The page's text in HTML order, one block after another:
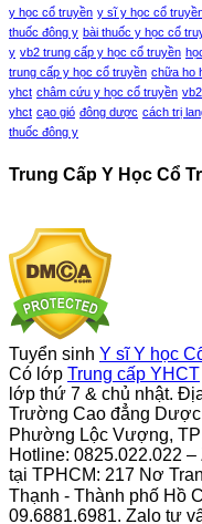
y học cổ truyền y sĩ y học cổ
thuốc đông y bài thuốc y học cổ
y vb2 trung cấp y học cổ truyền
trung cấp y học cổ truyền chữa ho
yhct châm cứu y học cổ truyền
yhct cạo gió đông dược cách trị
thuốc đông y
Trung Cấp Y Học Cổ
Tuyển sinh Y sĩ Y học
Có lớp Trung cấp YHCT
lớp thứ 7 & chủ nhật.
Trường Cao đẳng
Phường Lộc Vượng,
Hotline: 0825.022.022
tại TPHCM: 217 Nơ
Thạnh - Thành phố Hồ
09.6881.6981. Zalo tư